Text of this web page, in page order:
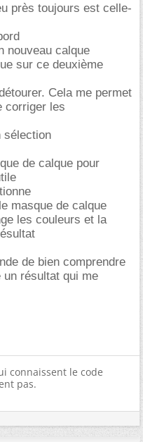
près toujours est celle-
nouveau calque
sur ce deuxième
Cela me permet
corriger les
sélection
de calque pour
masque de calque
les couleurs et la
de bien comprendre
résultat qui me
connaissent le code
pas.